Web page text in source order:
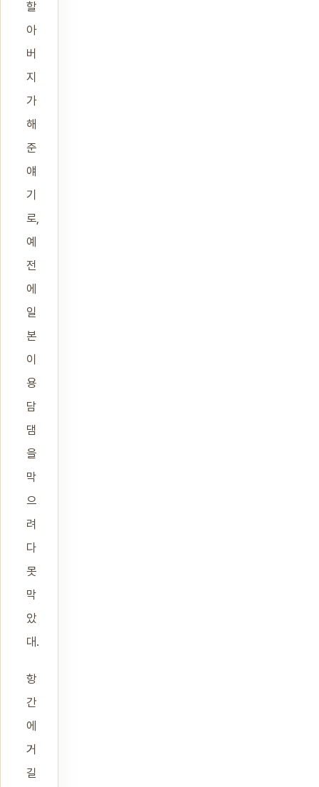
할
아
버
지
가
해
준
얘
기
로,
예
전
에
일
본
이
용
담
댐
을
막
으
려
다
못
막
았
대.
항
간
에
거
길